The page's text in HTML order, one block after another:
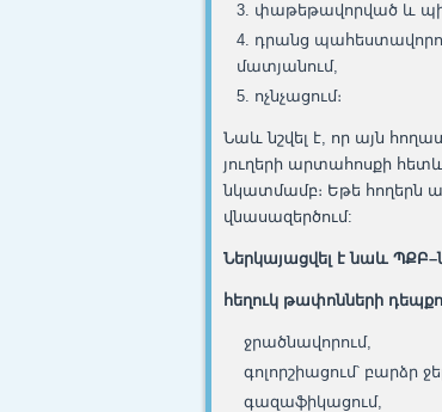
փաթեթավորված և
դրանց
մատյանում,
ոչնչացում։
Նաև նշվել է, որ այն
յուղերի արտահոսքի
նկատմամբ։ Եթե հողերն
վնասազերծում:
Ներկայացվել է նաև
հեղուկ թափոնների
ջրածնավորում,
գոլորշիացում՝ բարձր
գազաֆիկացում,